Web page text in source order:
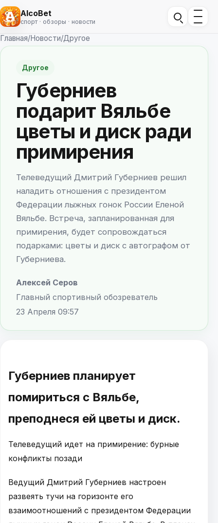
AlcoBet
спорт · обзоры · новости
Главная/Новости/Другое
Другое
Губерниев
подарит Вяльбе
цветы и диск ради
примирения
Телеведущий Дмитрий Губерниев решил
наладить отношения с президентом
Федерации лыжных гонок России Еленой
Вяльбе. Встреча, запланированная для
примирения, будет сопровождаться
подарками: цветы и диск с автографом от
Губерниева.
Алексей Серов
Главный спортивный обозреватель
23 Апреля 09:57
Губерниев планирует
помириться с Вяльбе,
преподнеся ей цветы и диск.
Телеведущий идет на примирение: бурные
конфликты позади
Ведущий Дмитрий Губерниев настроен
развеять тучи на горизонте его
взаимоотношений с президентом Федерации